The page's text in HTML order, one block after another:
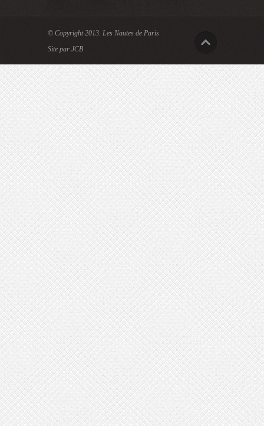
© Copyright 2013. Les Nautes de Paris
Site par JCB